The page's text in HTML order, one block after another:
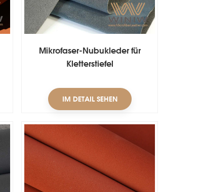
Mikrofaser-Nubukleder für
Kletterstiefel
IM DETAIL SEHEN